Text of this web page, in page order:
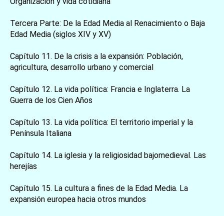
お買い物を続ける カートへ進む
Tercera Parte: De la Edad Media al Renacimiento o Baja
Edad Media (siglos XIV y XV)
Capítulo 11. De la crisis a la expansión: Población,
agricultura, desarrollo urbano y comercial
Capítulo 12. La vida política: Francia e Inglaterra. La
Guerra de los Cien Años
Capítulo 13. La vida política: El territorio imperial y la
Península Italiana
Capítulo 14. La iglesia y la religiosidad bajomedieval. Las
herejías
Capítulo 15. La cultura a fines de la Edad Media. La
expansión europea hacia otros mundos